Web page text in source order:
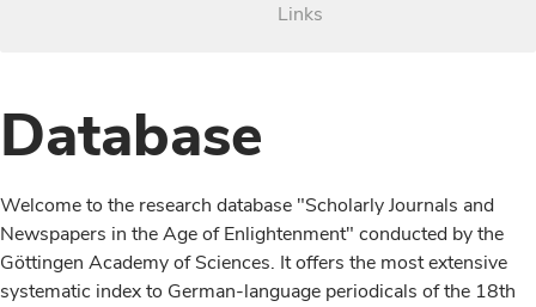
Links
Database
Welcome to the research database "Scholarly Journals and
Newspapers in the Age of Enlightenment" conducted by the
Göttingen Academy of Sciences. It offers the most extensive
systematic index to German-language periodicals of the 18th